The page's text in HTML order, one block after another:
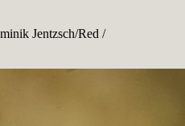
Jentzsch/Red /